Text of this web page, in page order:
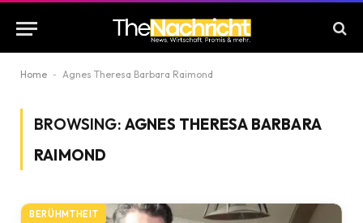
Home - Agnes Theresa Barbara Raimond
BROWSING: AGNES THERESA BARBARA
RAIMOND
BERÜHMTHEIT